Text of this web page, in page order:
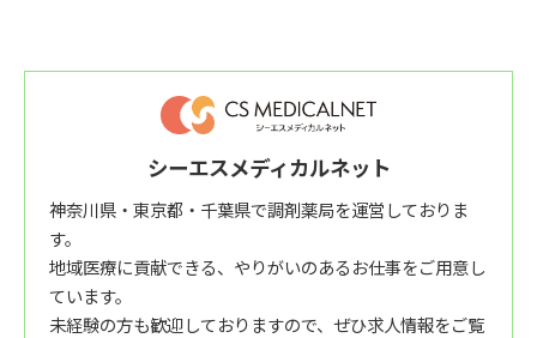
シーエスメディカルネット
神奈川県・東京都・千葉県で調剤薬局を運営しておりま
す。
地域医療に貢献できる、やりがいのあるお仕事をご用意し
ています。
未経験の方も歓迎しておりますので、ぜひ求人情報をご覧